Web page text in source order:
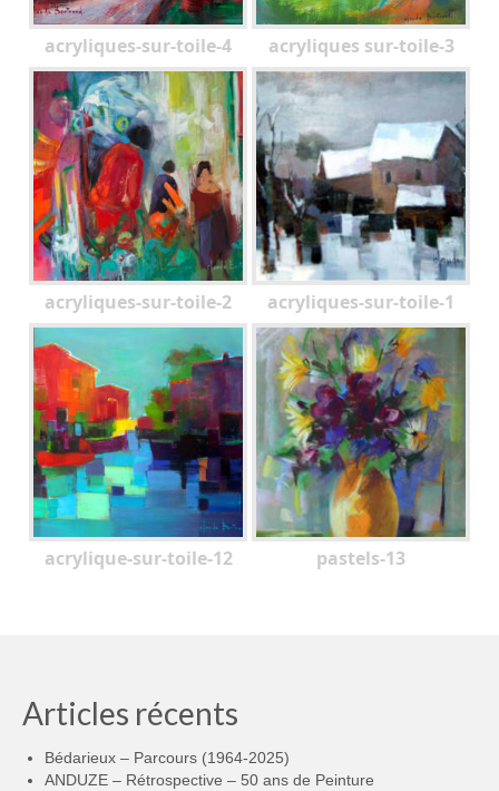
acryliques-sur-toile-4 acryliques sur-toile-3
acryliques-sur-toile-2 acryliques-sur-toile-1
acrylique-sur-toile-12 pastels-13
Articles récents
Bédarieux – Parcours (1964-2025)
ANDUZE – Rétrospective – 50 ans de Peinture